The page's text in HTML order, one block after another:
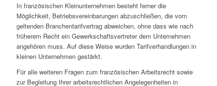
In französischen Kleinunternehmen besteht ferner die
Möglichkeit, Betriebsvereinbarungen abzuschließen, die vom
geltenden Branchentarifvertrag abweichen, ohne dass wie nach
früherem Recht ein Gewerkschaftsvertreter dem Unternehmen
angehören muss. Auf diese Weise wurden Tarifverhandlungen in
kleinen Unternehmen gestärkt.
Für alle weiteren Fragen zum französischen Arbeitsrecht sowie
zur Begleitung Ihrer arbeitsrechtlichen Angelegenheiten in